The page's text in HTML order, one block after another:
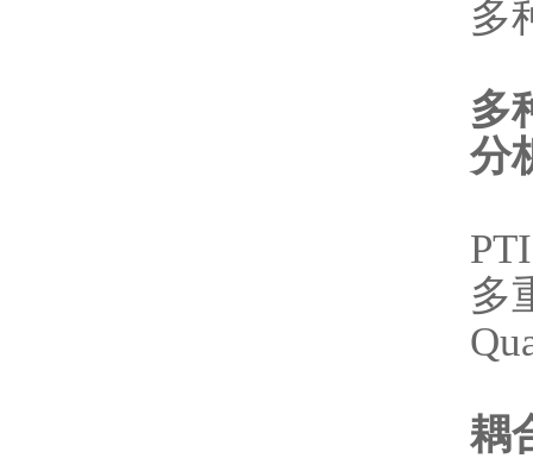
多
多
分
多
耦